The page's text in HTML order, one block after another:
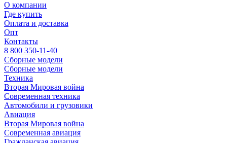
О компании
Где купить
Оплата и доставка
Опт
Контакты
8 800 350-11-40
Сборные модели
Сборные модели
Техника
Вторая Мировая война
Современная техника
Автомобили и грузовики
Авиация
Вторая Мировая война
Современная авиация